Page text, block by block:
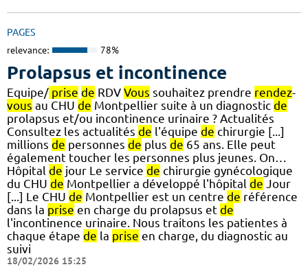
PAGES
relevance: 78%
Prolapsus et incontinence
Equipe/ prise de RDV Vous souhaitez prendre rendez-
vous au CHU de Montpellier suite à un diagnostic de
prolapsus et/ou incontinence urinaire ? Actualités
Consultez les actualités de l'équipe de chirurgie [...]
millions de personnes de plus de 65 ans. Elle peut
également toucher les personnes plus jeunes. On…
Hôpital de jour Le service de chirurgie gynécologique
du CHU de Montpellier a développé l'hôpital de Jour
[...] Le CHU de Montpellier est un centre de référence
dans la prise en charge du prolapsus et de
l'incontinence urinaire. Nous traitons les patientes à
chaque étape de la prise en charge, du diagnostic au
suivi
18/02/2026 15:25